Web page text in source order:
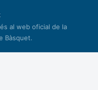
al web oficial de la
Bàsquet.